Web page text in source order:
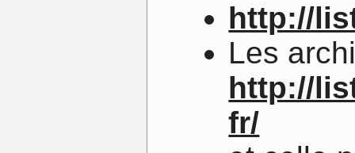
http://
Les
http://
fr/